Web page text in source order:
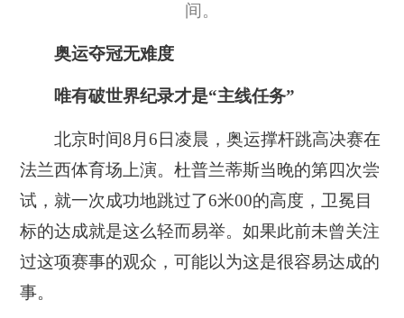
间。
奥运夺冠无难度
唯有破世界纪录才是“主线任务”
北京时间8月6日凌晨，奥运撑杆跳高决赛在
法兰西体育场上演。杜普兰蒂斯当晚的第四次尝
试，就一次成功地跳过了6米00的高度，卫冕目
标的达成就是这么轻而易举。如果此前未曾关注
过这项赛事的观众，可能以为这是很容易达成的
事。